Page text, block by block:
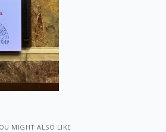
MIGHT ALSO LIKE